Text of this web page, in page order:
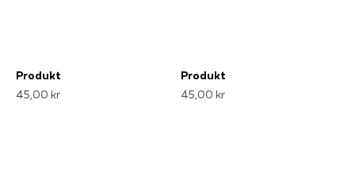
Produkt
45,00 kr
Produkt
45,00 kr